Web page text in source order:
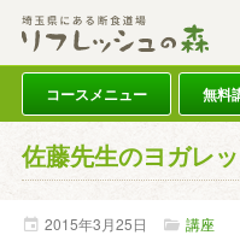
コースメニュー 無料
佐藤先生のヨガレ
2015年3月25日 講座